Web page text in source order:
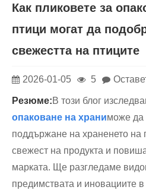
Как пликовете за
птици могат да
свежестта на птиците
2026-01-05 5
Резюме:В този блог
опаковане на храниможе да
поддържане на храненето на
свежест на продукта и
марката. Ще разгледаме
предимствата и иновациите